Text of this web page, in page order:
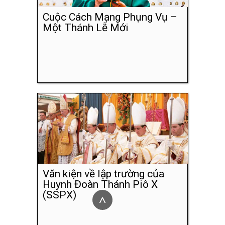
Cuộc Cách Mạng Phụng Vụ –
Một Thánh Lễ Mới
Văn kiện về lập trường của
Huynh Đoàn Thánh Piô X
(SSPX)
^